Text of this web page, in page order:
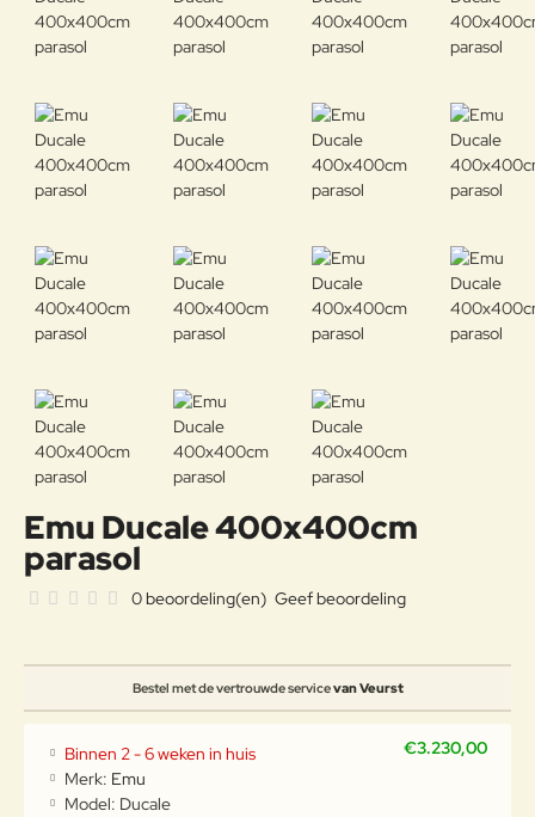
Emu Ducale 400x400cm
parasol
Bestel met de vertrouwde servicevan Veurst
0 beoordeling(en) Geef beoordeling
€3.230,00
Binnen 2 - 6 weken in huis
Merk: Emu
Model: Ducale